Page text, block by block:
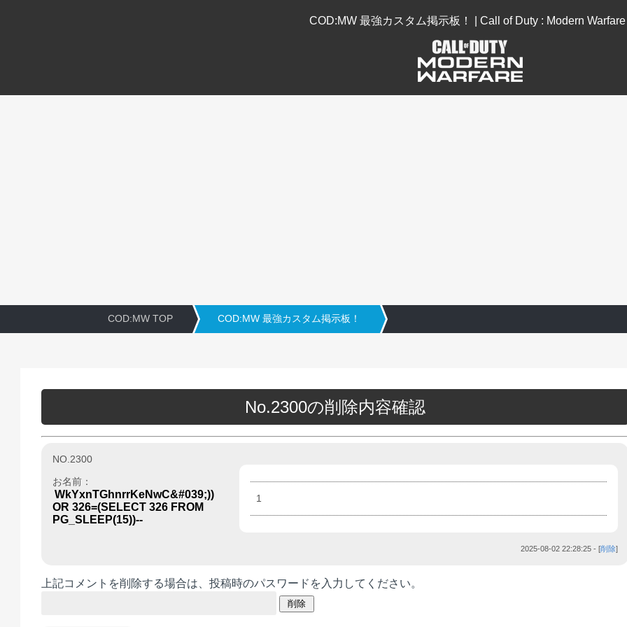
COD:MW 最強カスタム掲示板！ | Call of Duty : Modern
COD:MW TOP COD:MW 最強カスタム掲示板！
No.2300の削除内容確認
NO.2300
お名前：
WkYxnTGhnrrKeNwC&#039;))
OR 326=(SELECT 326 FROM
PG_SLEEP(15))--
1
2025-08-02 22:28:25 - [削除]
上記コメントを削除する場合は、投稿時のパスワードを入力してください。